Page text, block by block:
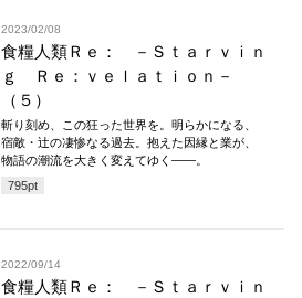
2023/02/08
食糧人類Ｒｅ： －Ｓｔａｒｖｉｎ
ｇ Ｒｅ：ｖｅｌａｔｉｏｎ－
（５）
斬り刻め、この狂った世界を。明らかになる、
宿敵・辻の凄惨なる過去。抱えた因縁と業が、
物語の潮流を大きく変えてゆく――。
795pt
2022/09/14
食糧人類Ｒｅ： －Ｓｔａｒｖｉｎ